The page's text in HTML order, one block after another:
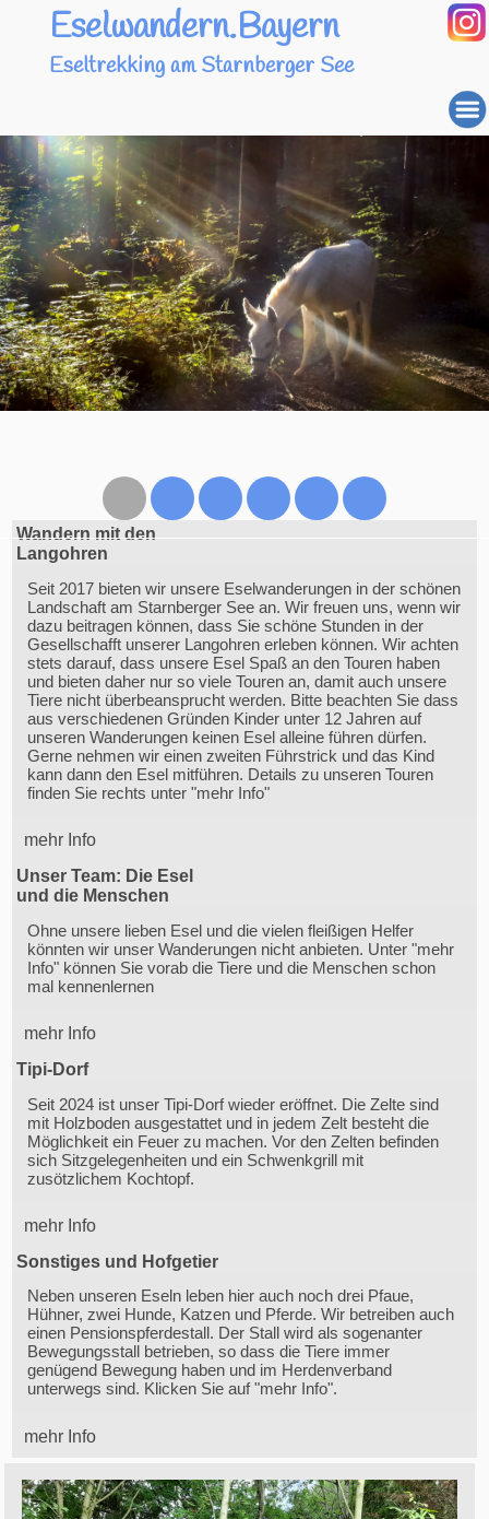
Eselwandern.Bayern
Eseltrekking am Starnberger See
Wandern mit den
Langohren
Seit 2017 bieten wir unsere Eselwanderungen in der schönen
Landschaft am Starnberger See an. Wir freuen uns, wenn wir
dazu beitragen können, dass Sie schöne Stunden in der
Gesellschafft unserer Langohren erleben können. Wir achten
stets darauf, dass unsere Esel Spaß an den Touren haben
und bieten daher nur so viele Touren an, damit auch unsere
Tiere nicht überbeansprucht werden. Bitte beachten Sie dass
aus verschiedenen Gründen Kinder unter 12 Jahren auf
unseren Wanderungen keinen Esel alleine führen dürfen.
Gerne nehmen wir einen zweiten Führstrick und das Kind
kann dann den Esel mitführen. Details zu unseren Touren
finden Sie rechts unter "mehr Info"
mehr Info
Unser Team: Die Esel
und die Menschen
Ohne unsere lieben Esel und die vielen fleißigen Helfer
könnten wir unser Wanderungen nicht anbieten. Unter "mehr
Info" können Sie vorab die Tiere und die Menschen schon
mal kennenlernen
mehr Info
Tipi-Dorf
Seit 2024 ist unser Tipi-Dorf wieder eröffnet. Die Zelte sind
mit Holzboden ausgestattet und in jedem Zelt besteht die
Möglichkeit ein Feuer zu machen. Vor den Zelten befinden
sich Sitzgelegenheiten und ein Schwenkgrill mit
zusötzlichem Kochtopf.
mehr Info
Sonstiges und Hofgetier
Neben unseren Eseln leben hier auch noch drei Pfaue,
Hühner, zwei Hunde, Katzen und Pferde. Wir betreiben auch
einen Pensionspferdestall. Der Stall wird als sogenanter
Bewegungsstall betrieben, so dass die Tiere immer
genügend Bewegung haben und im Herdenverband
unterwegs sind. Klicken Sie auf "mehr Info".
mehr Info